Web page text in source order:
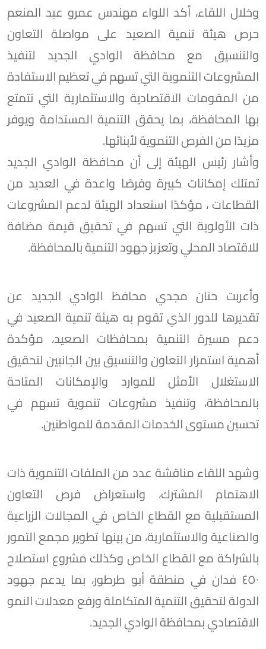
وخلال اللقاء، أكد اللواء مهندس عمرو عبد المنعم
حرص هيئة تنمية الصعيد على مواصلة التعاون
والتنسيق مع محافظة الوادي الجديد لتنفيذ
المشروعات التنموية التي تسهم في تعظيم الاستفادة
من المقومات الاقتصادية والاستثمارية التي تتمتع
بها المحافظة، بما يحقق التنمية المستدامة ويوفر
مزيدًا من الفرص التنموية لأبنائها.
وأشار رئيس الهيئة إلى أن محافظة الوادي الجديد
تمتلك إمكانات كبيرة وفرصًا واعدة في العديد من
القطاعات ، مؤكدًا استعداد الهيئة لدعم المشروعات
ذات الأولوية التي تسهم في تحقيق قيمة مضافة
للاقتصاد المحلي وتعزيز جهود التنمية بالمحافظة.
وأعربت حنان مجدي محافظ الوادي الجديد عن
تقديرها للدور الذي تقوم به هيئة تنمية الصعيد في
دعم مسيرة التنمية بمحافظات الصعيد، مؤكدة
أهمية استمرار التعاون والتنسيق بين الجانبين لتحقيق
الاستغلال الأمثل للموارد والإمكانات المتاحة
بالمحافظة، وتنفيذ مشروعات تنموية تسهم في
تحسين مستوى الخدمات المقدمة للمواطنين.
وشهد اللقاء مناقشة عدد من الملفات التنموية ذات
الاهتمام المشترك، واستعراض فرص التعاون
المستقبلية مع القطاع الخاص في المجالات الزراعية
والصناعية والاستثمارية، من بينها تطوير مجمع التمور
بالشراكة مع القطاع الخاص وكذلك مشروع استصلاح
٤٥٠ فدان في منطقة أبو طرطور، بما يدعم جهود
الدولة لتحقيق التنمية المتكاملة ورفع معدلات النمو
الاقتصادي بمحافظة الوادي الجديد.